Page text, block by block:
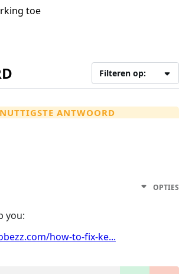
toe
Filteren op:
ANTWOORD
OPTIES
you:
how-to-fix-ke...